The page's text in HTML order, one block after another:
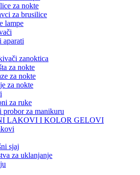
za nokte
za brusilice
lampe
aparati
zanoktica
za nokte
za nokte
za nokte
za ruke
probor za manikuru
LAKOVI I KOLOR GELOVI
sjaj
za uklanjanje